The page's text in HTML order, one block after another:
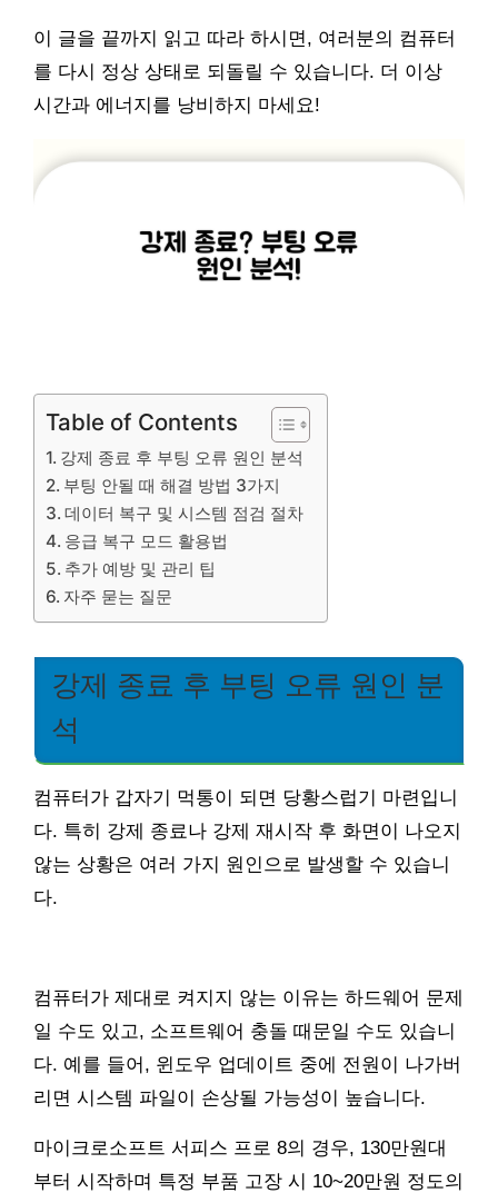
이 글을 끝까지 읽고 따라 하시면, 여러분의 컴퓨터
를 다시 정상 상태로 되돌릴 수 있습니다. 더 이상
시간과 에너지를 낭비하지 마세요!
Table of Contents
강제 종료 후 부팅 오류 원인 분석
부팅 안될 때 해결 방법 3가지
데이터 복구 및 시스템 점검 절차
응급 복구 모드 활용법
추가 예방 및 관리 팁
자주 묻는 질문
강제 종료 후 부팅 오류 원인 분
석
컴퓨터가 갑자기 먹통이 되면 당황스럽기 마련입니
다. 특히 강제 종료나 강제 재시작 후 화면이 나오지
않는 상황은 여러 가지 원인으로 발생할 수 있습니
다.
컴퓨터가 제대로 켜지지 않는 이유는 하드웨어 문제
일 수도 있고, 소프트웨어 충돌 때문일 수도 있습니
다. 예를 들어, 윈도우 업데이트 중에 전원이 나가버
리면 시스템 파일이 손상될 가능성이 높습니다.
마이크로소프트 서피스 프로 8의 경우, 130만원대
부터 시작하며 특정 부품 고장 시 10~20만원 정도의